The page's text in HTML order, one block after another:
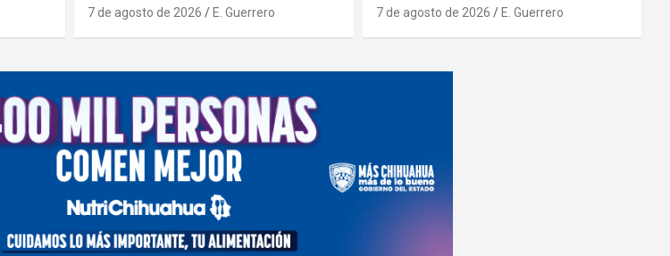
7 de agosto de 2026 E. Guerrero 7 de agosto de 2026 E. Guerrero